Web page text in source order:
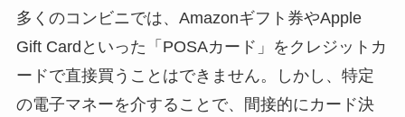
多くのコンビニでは、Amazonギフト券やApple
Gift Cardといった「POSAカード」をクレジットカ
ードで直接買うことはできません。しかし、特定
の電子マネーを介することで、間接的にカード決